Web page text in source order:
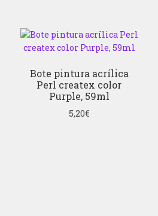
Bote pintura acrílica
Perl createx color
Purple, 59ml
5,20€